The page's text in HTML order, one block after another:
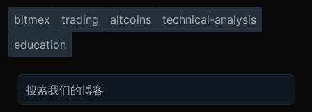
bitmex trading altcoins
technical-analysis
education